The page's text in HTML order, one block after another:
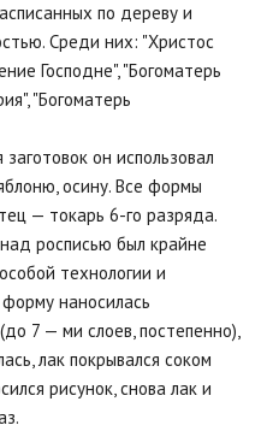
по дереву и
Среди них: "Христос
Господне", "Богоматерь
"Богоматерь
он использовал
осину. Все формы
— токарь 6-го разряда.
росписью был крайне
технологии и
наносилась
7 — ми слоев, постепенно),
лак покрывался соком
рисунок, снова лак и